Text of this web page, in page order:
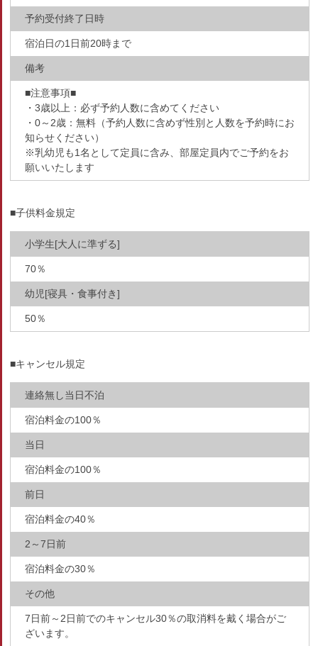
予約受付終了日時
宿泊日の1日前20時まで
備考
■注意事項■
・3歳以上：必ず予約人数に含めてください
・0～2歳：無料（予約人数に含めず性別と人数を予約時にお
知らせください）
※乳幼児も1名として定員に含み、部屋定員内でご予約をお
願いいたします
■子供料金規定
小学生[大人に準ずる]
70％
幼児[寝具・食事付き]
50％
■キャンセル規定
連絡無し当日不泊
宿泊料金の100％
当日
宿泊料金の100％
前日
宿泊料金の40％
2～7日前
宿泊料金の30％
その他
7日前～2日前でのキャンセル30％の取消料を戴く場合がご
ざいます。